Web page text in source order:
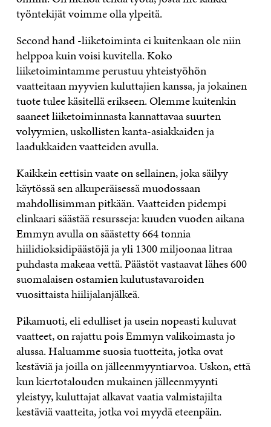
työntekijät voimme olla ylpeitä.
Second hand -liiketoiminta ei kuitenkaan ole niin
helppoa kuin voisi kuvitella. Koko
liiketoimintamme perustuu yhteistyöhön
vaatteitaan myyvien kuluttajien kanssa, ja jokainen
tuote tulee käsitellä erikseen. Olemme kuitenkin
saaneet liiketoiminnasta kannattavaa suurten
volyymien, uskollisten kanta-asiakkaiden ja
laadukkaiden vaatteiden avulla.
Kaikkein eettisin vaate on sellainen, joka säilyy
käytössä sen alkuperäisessä muodossaan
mahdollisimman pitkään. Vaatteiden pidempi
elinkaari säästää resursseja: kuuden vuoden aikana
Emmyn avulla on säästetty 664 tonnia
hiilidioksidipäästöjä ja yli 1300 miljoonaa litraa
puhdasta makeaa vettä. Päästöt vastaavat lähes 600
suomalaisen ostamien kulutustavaroiden
vuosittaista hiilijalanjälkeä.
Pikamuoti, eli edulliset ja usein nopeasti kuluvat
vaatteet, on rajattu pois Emmyn valikoimasta jo
alussa. Haluamme suosia tuotteita, jotka ovat
kestäviä ja joilla on jälleenmyyntiarvoa. Uskon, että
kun kiertotalouden mukainen jälleenmyynti
yleistyy, kuluttajat alkavat vaatia valmistajilta
kestäviä vaatteita, jotka voi myydä eteenpäin.